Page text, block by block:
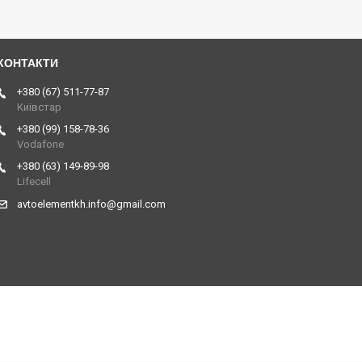
+380 (67) 511-77-87
Київстар
+380 (99) 158-78-36
Vodafone
+380 (63) 149-89-98
Lifecell
avtoelementkh.info@gmail.com